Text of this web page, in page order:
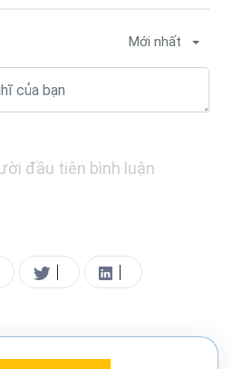
Mới nhất
đầu tiên bình luận